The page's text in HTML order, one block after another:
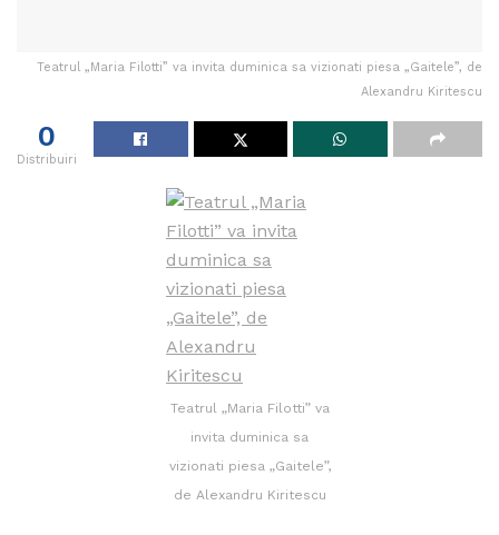
Teatrul „Maria Filotti” va invita duminica sa vizionati piesa „Gaitele”, de
Alexandru Kiritescu
0
Distribuiri
Teatrul „Maria Filotti” va
invita duminica sa
vizionati piesa „Gaitele”,
de Alexandru Kiritescu